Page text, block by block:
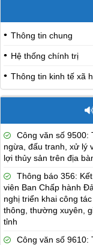
Thông tin chung
Hệ thống chính trị
Thông tin kinh tế xã
Công văn số 9500:
ngừa, đấu tranh, xử lý
lợi thủy sản trên địa
Thông báo 356:
viên Ban Chấp hành
nghị triển khai công
thông, thường xuyên,
tỉnh
Công văn số 9610: